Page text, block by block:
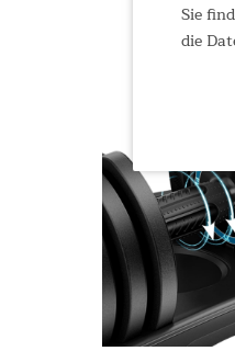
Sie
die